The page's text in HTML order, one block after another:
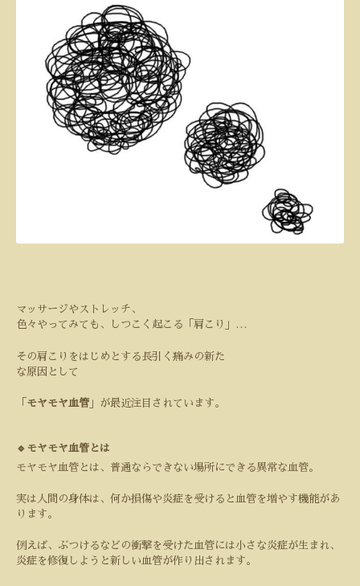
マッサージやストレッチ、
色々やってみても、しつこく起こる「肩こり」
…
その肩こりをはじめとする長引く痛みの新た
な原因として
「 モヤモヤ血管」が最近注目されています。
🔹モヤモヤ血管とは
モヤモヤ血管とは、普通ならできない場所にできる異常な血管。
実は人間の身体は、何か損傷や炎症を受けると血管を増やす機能があ
ります。
例えば、ぶつけるなどの衝撃を受けた血管には小さな炎症が生まれ、
炎症を修復しようと新しい血管が作り出されます。